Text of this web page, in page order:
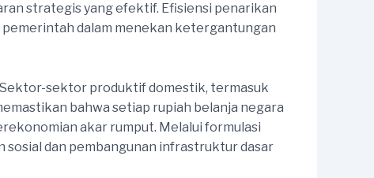
strategis yang efektif. Efisiensi penarikan
dalam menekan ketergantungan
sektor produktif domestik, termasuk
bahwa setiap rupiah belanja negara
akar rumput. Melalui formulasi
dan pembangunan infrastruktur dasar